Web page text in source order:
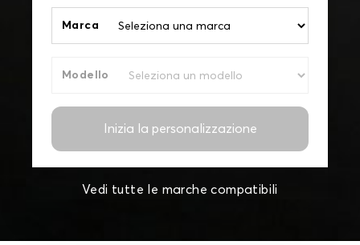
Marca
Modello
Inizia la personalizzazione
Vedi tutte le marche compatibili